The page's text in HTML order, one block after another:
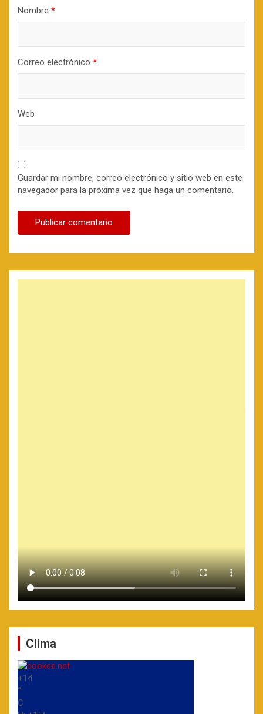
Nombre *
Correo electrónico *
Web
Guardar mi nombre, correo electrónico y sitio web en este
navegador para la próxima vez que haga un comentario.
Clima
+14
°
C